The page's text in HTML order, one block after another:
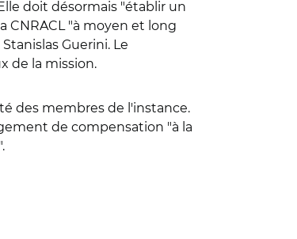
doit désormais "établir un
CNRACL "à moyen et long
Guerini. Le
de la mission.
des membres de l'instance.
de compensation "à la